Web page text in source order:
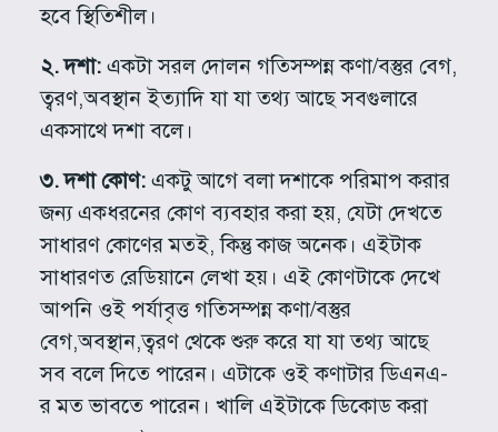
হবে স্থিতিশীল।
২. দশা: একটা সরল দোলন গতিসম্পন্ন কণা/বস্তুর বেগ,
ত্বরণ,অবস্থান ইত্যাদি যা যা তথ্য আছে সবগুলারে
একসাথে দশা বলে।
৩. দশা কোণ: একটু আগে বলা দশাকে পরিমাপ করার
জন্য একধরনের কোণ ব্যবহার করা হয়, যেটা দেখতে
সাধারণ কোণের মতই, কিন্তু কাজ অনেক। এইটাক
সাধারণত রেডিয়ানে লেখা হয়। এই কোণটাকে দেখে
আপনি ওই পর্যাবৃত্ত গতিসম্পন্ন কণা/বস্তুর
বেগ,অবস্থান,ত্বরণ থেকে শুরু করে যা যা তথ্য আছে
সব বলে দিতে পারেন। এটাকে ওই কণাটার ডিএনএ-
র মত ভাবতে পারেন। খালি এইটাকে ডিকোড করা